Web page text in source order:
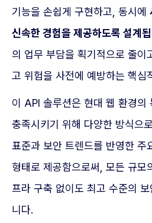
기능을 손쉽게 구현하고, 동시에
신속한 경험을 제공하도록 설계
의 업무 부담을 획기적으로 줄이
고 위험을 사전에 예방하는 핵심
이 API 솔루션은 현대 웹 환경의
충족시키기 위해 다양한 방식으
표준과 보안 트렌드를 반영한 주
형태로 제공함으로써, 모든 규모
프라 구축 없이도 최고 수준의
니다.